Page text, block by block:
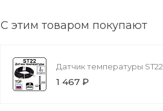
С этим товаром покупают
Датчик температуры ST22
1 467 ₽